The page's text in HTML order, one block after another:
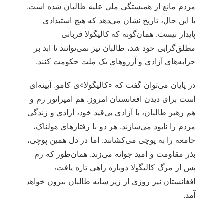
مردم مانع از همبستگی ملی علیه طالبان شده است.
با این حال، تاریخ نشان می‌دهد که هیچ استبدادی
پایدار نیست. همان‌گونه که کالیگولا قربانی
مطلق‌گرایی خود شد، طالبان نیز نمی‌توانند تا ابد بر
خرابه‌های آزادی و آرزوهای یک ملت حکومت کنند.
در پایان می‌توان گفت که «کالیگولا»ی کامو، آیینه‌ای
است برای دیدن افغانستان امروز. هم امپراتور رم و
هم رهبر طالبان، با آزادی بی‌قید خود، آزادی و زندگی
مردم را نابود می‌سازند. هر دو با رفتارهای هولناک،
جامعه را به پوچی می‌کشانند. اما در دل همین پوچی،
بذر مقاومت و امید جوانه می‌زند. همان‌طور که رم
پس از مرگ کالیگولا دوباره راهی تازه یافت،
افغانستان نیز روزی از زیر سایه طالبان بیرون خواهد
آمد.